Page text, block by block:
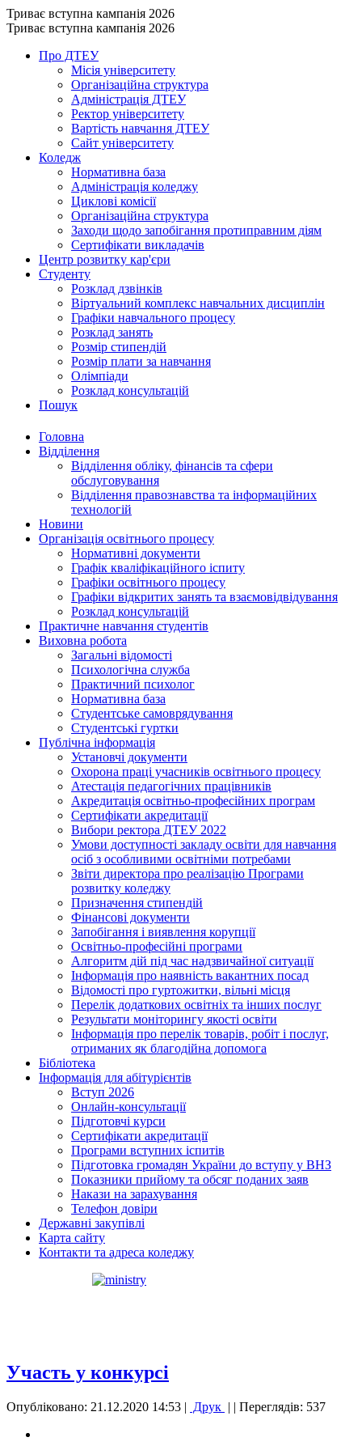
Триває вступна кампанія 2026
Триває вступна кампанія 2026
Про ДТЕУ
Місія університету
Організаційна структура
Адміністрація ДТЕУ
Ректор університету
Вартість навчання ДТЕУ
Сайт університету
Коледж
Нормативна база
Адміністрація коледжу
Циклові комісії
Організаційна структура
Заходи щодо запобігання протиправним діям
Сертифікати викладачів
Центр розвитку кар'єри
Студенту
Розклад дзвінків
Віртуальний комплекс навчальних дисциплін
Графіки навчального процесу
Розклад занять
Розмір стипендій
Розмір плати за навчання
Олімпіади
Розклад консультацій
Пошук
Головна
Відділення
Відділення обліку, фінансів та сфери
обслуговування
Відділення правознавства та інформаційних
технологій
Новини
Організація освітнього процесу
Нормативні документи
Графік кваліфікаційного іспиту
Графіки освітнього процесу
Графіки відкритих занять та взаємовідвідування
Розклад консультацій
Практичне навчання студентів
Виховна робота
Загальні відомості
Психологічна служба
Практичний психолог
Нормативна база
Студентське самоврядування
Студентські гуртки
Публічна інформація
Установчі документи
Охорона праці учасників освітнього процесу
Атестація педагогічних працівників
Акредитація освітньо-професійних програм
Сертифікати акредитації
Вибори ректора ДТЕУ 2022
Умови доступності закладу освіти для навчання
осіб з особливими освітніми потребами
Звіти директора про реалізацію Програми
розвитку коледжу
Призначення стипендій
Фінансові документи
Запобігання і виявлення корупції
Освітньо-професійні програми
Алгоритм дій під час надзвичайної ситуації
Інформація про наявність вакантних посад
Відомості про гуртожитки, вільні місця
Перелік додаткових освітніх та інших послуг
Результати моніторингу якості освіти
Інформація про перелік товарів, робіт і послуг,
отриманих як благодійна допомога
Бібліотека
Інформація для абітурієнтів
Вступ 2026
Онлайн-консультації
Підготовчі курси
Сертифікати акредитації
Програми вступних іспитів
Підготовка громадян України до вступу у ВНЗ
Показники прийому та обсяг поданих заяв
Накази на зарахування
Телефон довіри
Державні закупівлі
Карта сайту
Контакти та адреса коледжу
Участь у конкурсі
Опубліковано: 21.12.2020 14:53 | Друк | | Переглядів: 537